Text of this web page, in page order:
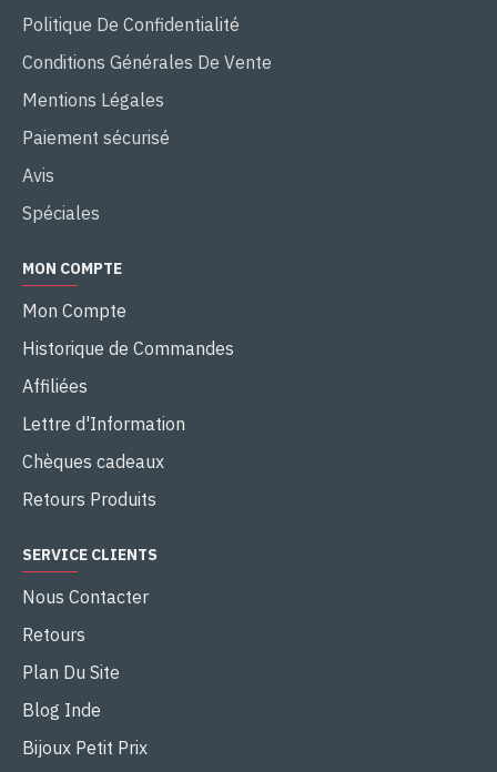
Politique De Confidentialité
Conditions Générales De Vente
Mentions Légales
Paiement sécurisé
Avis
Spéciales
MON COMPTE
Mon Compte
Historique de Commandes
Affiliées
Lettre d'Information
Chèques cadeaux
Retours Produits
SERVICE CLIENTS
Nous Contacter
Retours
Plan Du Site
Blog Inde
Bijoux Petit Prix